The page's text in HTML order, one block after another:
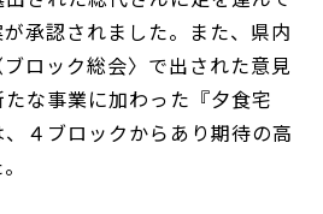
承認されました。また、県内
ロック総会〉で出された意見
な事業に加わった『夕食宅
４ブロックからあり期待の高